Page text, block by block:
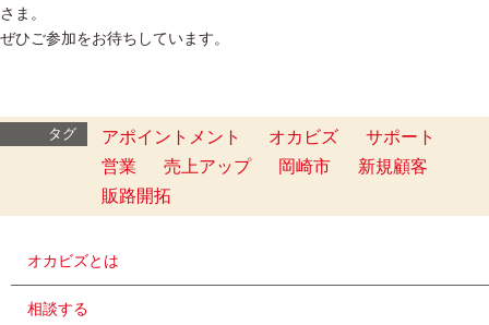
さま。
ぜひご参加をお待ちしています。
タグ アポイントメント オカビズ
サポート
営業
売上アップ 岡崎市
新規顧客
販路開拓
オカビズとは
相談する